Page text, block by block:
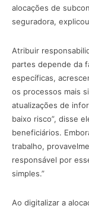
alocações de
seguradora,
Atribuir
partes depende da
específicas,
os processos mais
atualizações de
baixo risco”, disse
beneficiários.
trabalho,
responsável por
simples.”
Ao digitalizar a